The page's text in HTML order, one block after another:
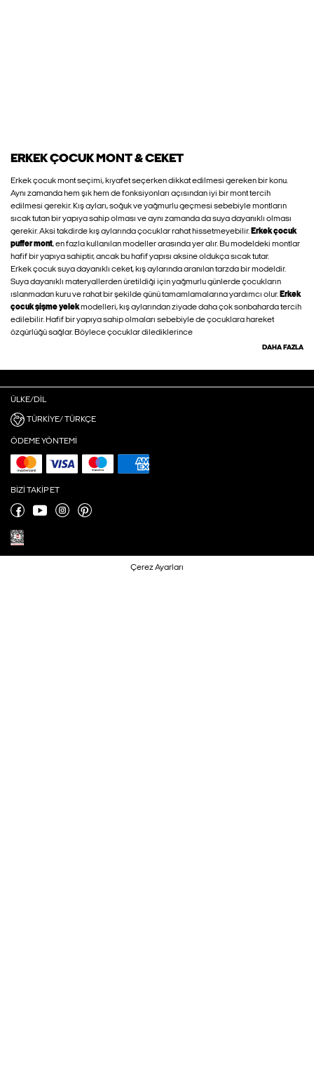
ERKEK ÇOCUK MONT & CEKET
Erkek çocuk mont seçimi, kıyafet seçerken dikkat edilmesi gereken bir konu.
Aynı zamanda hem şık hem de fonksiyonları açısından iyi bir mont tercih
edilmesi gerekir. Kış ayları, soğuk ve yağmurlu geçmesi sebebiyle montların
sıcak tutan bir yapıya sahip olması ve aynı zamanda da suya dayanıklı olması
gerekir. Aksi takdirde kış aylarında çocuklar rahat hissetmeyebilir. Erkek çocuk
puffer mont, en fazla kullanılan modeller arasında yer alır. Bu modeldeki montlar
hafif bir yapıya sahiptir, ancak bu hafif yapısı aksine oldukça sıcak tutar.
Erkek çocuk suya dayanıklı ceket, kış aylarında aranılan tarzda bir modeldir.
Suya dayanıklı materyallerden üretildiği için yağmurlu günlerde çocukların
ıslanmadan kuru ve rahat bir şekilde günü tamamlamalarına yardımcı olur. Erkek
çocuk şişme yelekmodelleri, kış aylarından ziyade daha çok sonbaharda tercih
edilebilir. Hafif bir yapıya sahip olmaları sebebiyle de çocuklara hareket
özgürlüğü sağlar. Böylece çocuklar dilediklerince
DAHA FAZLA
ÜLKE/DIL
TÜRKIYE/ TÜRKÇE
ÖDEME YÖNTEMI
BIZI TAKIP ET
Çerez Ayarları